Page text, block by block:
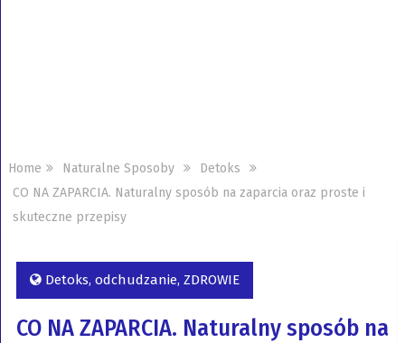
Home Naturalne Sposoby
Detoks
CO NA ZAPARCIA. Naturalny sposób na zaparcia oraz proste i
skuteczne przepisy
Detoks, odchudzanie, ZDROWIE
CO NA ZAPARCIA. Naturalny sposób na